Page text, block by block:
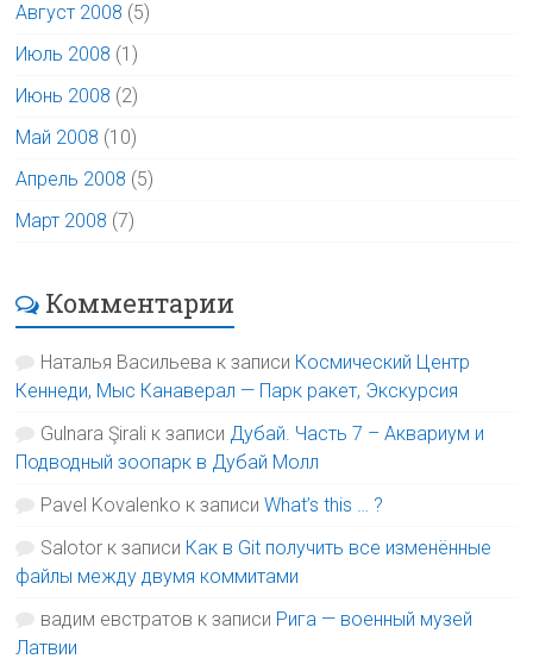
Август 2008 (5)
Июль 2008 (1)
Июнь 2008 (2)
Май 2008 (10)
Апрель 2008 (5)
Март 2008 (7)
Комментарии
Наталья Васильева к записи Космический Центр
Кеннеди, Мыс Канаверал — Парк ракет, Экскурсия
Gulnara Şirali к записи Дубай. Часть 7 – Аквариум и
Подводный зоопарк в Дубай Молл
Pavel Kovalenko к записиWhat’s this … ?
Salotor к записи Как в Git получить все изменённые
файлы между двумя коммитами
вадим евстратов к записи Рига — военный музей
Латвии